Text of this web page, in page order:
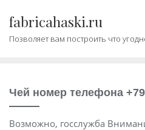
содержимому
fabricahaski.ru
Позволяет вам построить что
Чей номер телефона
Возможно, госслужба